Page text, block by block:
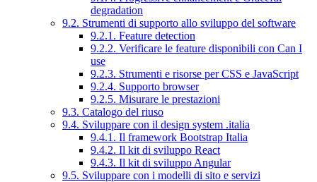
degradation
9.2. Strumenti di supporto allo sviluppo del software
9.2.1. Feature detection
9.2.2. Verificare le feature disponibili con Can I
use
9.2.3. Strumenti e risorse per CSS e JavaScript
9.2.4. Supporto browser
9.2.5. Misurare le prestazioni
9.3. Catalogo del riuso
9.4. Sviluppare con il design system .italia
9.4.1. Il framework Bootstrap Italia
9.4.2. Il kit di sviluppo React
9.4.3. Il kit di sviluppo Angular
9.5. Sviluppare con i modelli di sito e servizi